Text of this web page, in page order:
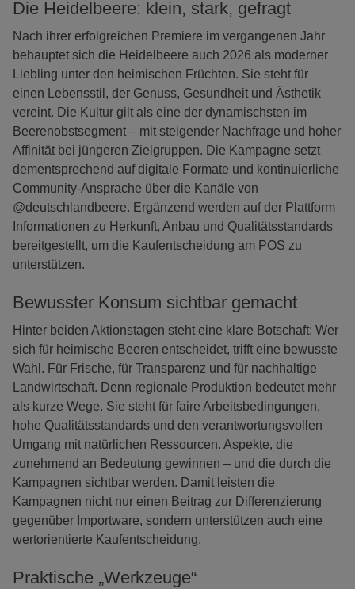
Die Heidelbeere: klein, stark, gefragt
Nach ihrer erfolgreichen Premiere im vergangenen Jahr
behauptet sich die Heidelbeere auch 2026 als moderner
Liebling unter den heimischen Früchten. Sie steht für
einen Lebensstil, der Genuss, Gesundheit und Ästhetik
vereint. Die Kultur gilt als eine der dynamischsten im
Beerenobstsegment – mit steigender Nachfrage und hoher
Affinität bei jüngeren Zielgruppen. Die Kampagne setzt
dementsprechend auf digitale Formate und kontinuierliche
Community-Ansprache über die Kanäle von
@deutschlandbeere. Ergänzend werden auf der Plattform
Informationen zu Herkunft, Anbau und Qualitätsstandards
bereitgestellt, um die Kaufentscheidung am POS zu
unterstützen.
Bewusster Konsum sichtbar gemacht
Hinter beiden Aktionstagen steht eine klare Botschaft: Wer
sich für heimische Beeren entscheidet, trifft eine bewusste
Wahl. Für Frische, für Transparenz und für nachhaltige
Landwirtschaft. Denn regionale Produktion bedeutet mehr
als kurze Wege. Sie steht für faire Arbeitsbedingungen,
hohe Qualitätsstandards und den verantwortungsvollen
Umgang mit natürlichen Ressourcen. Aspekte, die
zunehmend an Bedeutung gewinnen – und die durch die
Kampagnen sichtbar werden. Damit leisten die
Kampagnen nicht nur einen Beitrag zur Differenzierung
gegenüber Importware, sondern unterstützen auch eine
wertorientierte Kaufentscheidung.
Praktische „Werkzeuge“